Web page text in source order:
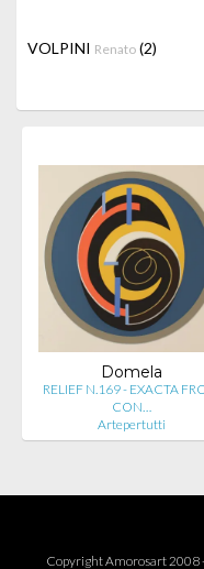
VOLPINI Renato (2)
Domela
RELIEF N.169 - EXACTA
CON…
Artepertutti
Copyright Amorosart 2008